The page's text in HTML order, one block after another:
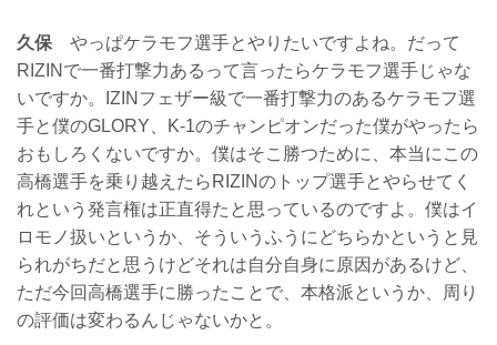
久保 やっぱケラモフ選手とやりたいですよね。だって
RIZINで一番打撃力あるって言ったらケラモフ選手じゃな
いですか。IZINフェザー級で一番打撃力のあるケラモフ選
手と僕のGLORY、K-1のチャンピオンだった僕がやったら
おもしろくないですか。僕はそこ勝つために、本当にこの
高橋選手を乗り越えたらRIZINのトップ選手とやらせてく
れという発言権は正直得たと思っているのですよ。僕はイ
ロモノ扱いというか、そういうふうにどちらかというと見
られがちだと思うけどそれは自分自身に原因があるけど、
ただ今回高橋選手に勝ったことで、本格派というか、周り
の評価は変わるんじゃないかと。